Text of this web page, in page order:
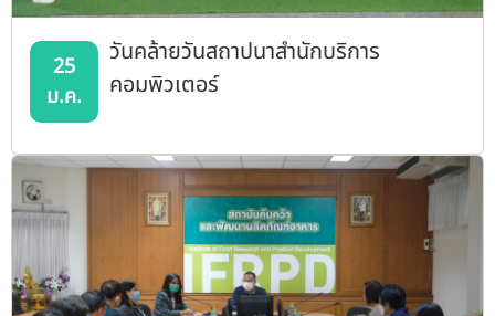
25
ม.ค.
วันคล้ายวันสถาปนาสำนักบริการ
คอมพิวเตอร์